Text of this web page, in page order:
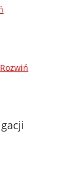
Rozwiń